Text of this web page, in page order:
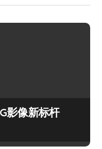
影像新标杆